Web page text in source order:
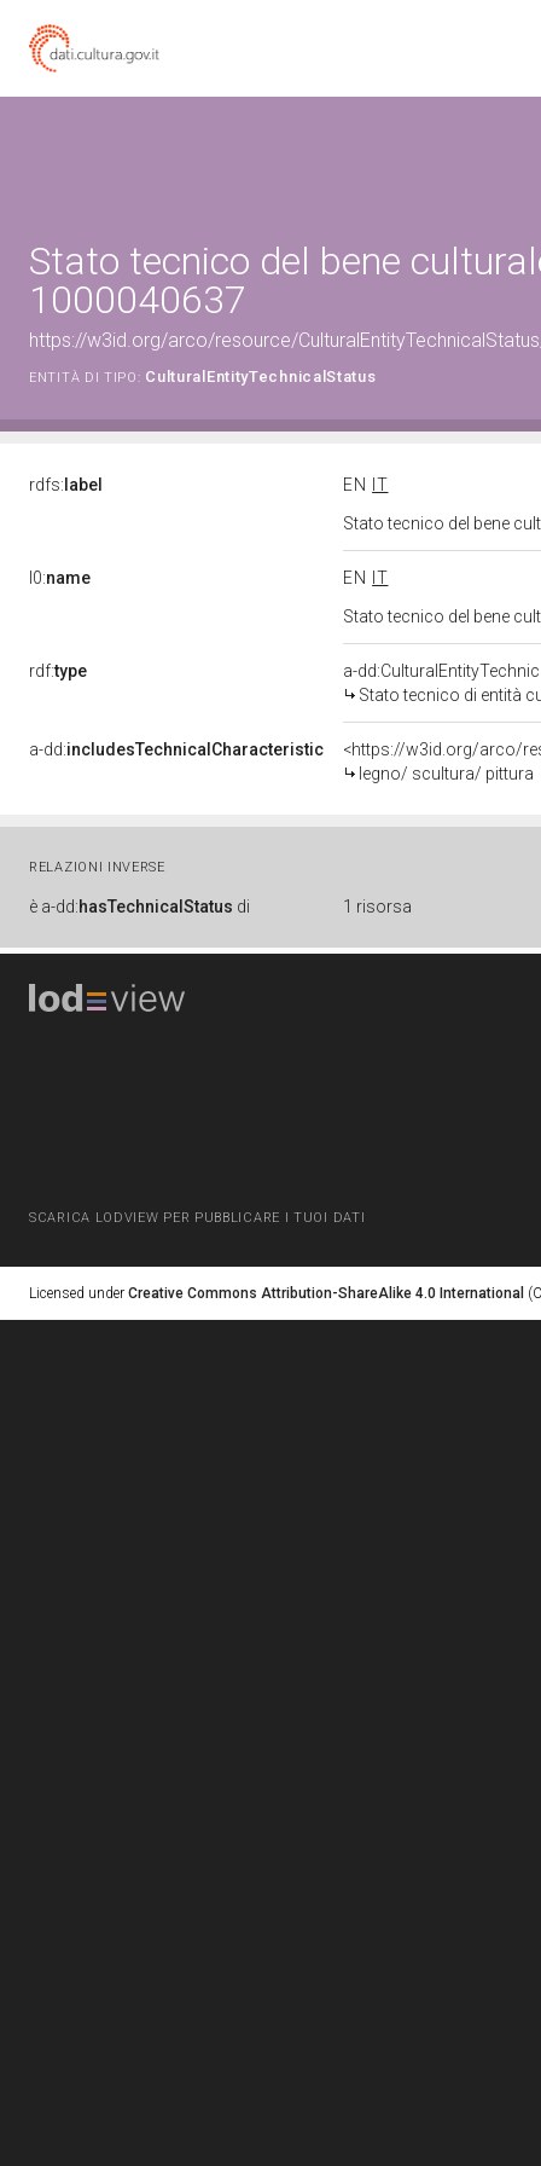
Stato tecnico del bene
1000040637
https://w3id.org/arco/resource/
ENTITÀ DI TIPO: CulturalEntityTechnicalStatus
rdfs: label EN
IT
Stato tecnico del bene
l0:name EN
IT
Stato tecnico del bene
rdf:type
a-
Stato tecnico di entità
a-dd:includesTechnicalCharacteristic
<https://w3id.org/arco/
legno/ scultura/ pittura
RELAZIONI INVERSE
è a-dd:hasTechnicalStatus di 1 risorsa
SCARICA LODVIEW PER PUBBLICARE I TUOI DATI
Licensed under Creative Commons Attribution-ShareAlike 4.0 International